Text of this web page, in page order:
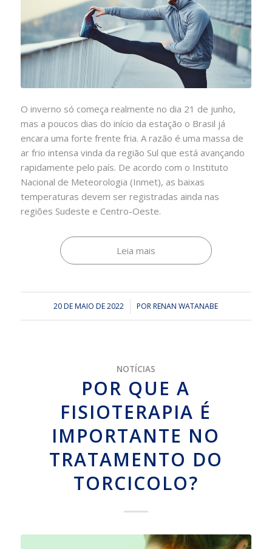
O inverno só começa realmente no dia 21 de junho,
mas a poucos dias do início da estação o Brasil já
encara uma forte frente fria. A razão é uma massa de
ar frio intensa vinda da região Sul que está avançando
rapidamente pelo país. De acordo com o Instituto
Nacional de Meteorologia (Inmet), as baixas
temperaturas devem ser registradas ainda nas
regiões Sudeste e Centro-Oeste.
Leia mais
20 DE MAIO DE 2022
/ PORRENAN WATANABE
NOTÍCIAS
POR QUE A
FISIOTERAPIA É
IMPORTANTE NO
TRATAMENTO DO
TORCICOLO?